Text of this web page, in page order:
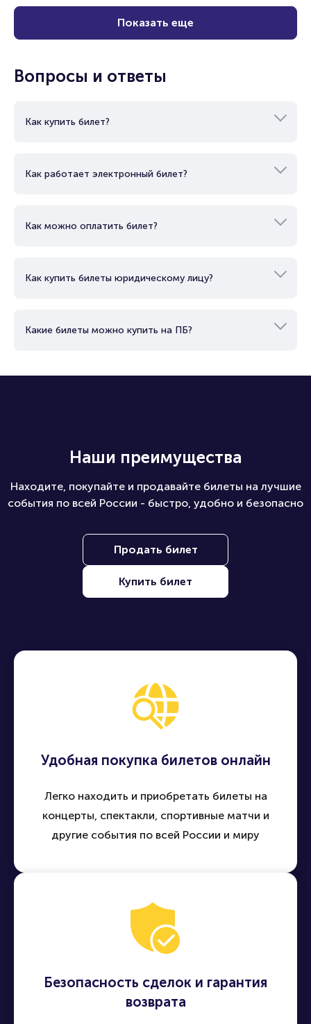
Показать еще
Вопросы и ответы
Как купить билет?
Как работает электронный билет?
Как можно оплатить билет?
Как купить билеты юридическому лицу?
Какие билеты можно купить на ПБ?
Наши преимущества
Находите, покупайте и продавайте билеты на лучшие
события по всей России - быстро, удобно и безопасно
Продать билет
Купить билет
Удобная покупка билетов онлайн
Легко находить и приобретать билеты на
концерты, спектакли, спортивные матчи и
другие события по всей России и миру
Безопасность сделок и гарантия
возврата